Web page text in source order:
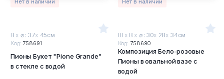
Нет в наличии Нет в наличии
В х ⌀ : 37х 45см
Код: 758691
Пионы Букет "Pione Grande"
в стекле с водой
Ш х В х ⌀ : 30х 28х 34см
Код: 758690
Композиция Бело-розовые
Пионы в овальной вазе с
водой